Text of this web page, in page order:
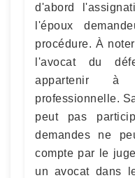
d'abord
l'époux
procédure. À
l'avocat du
appartenir à
professionnelle.
peut pas
demandes ne
compte par le
un avocat dans